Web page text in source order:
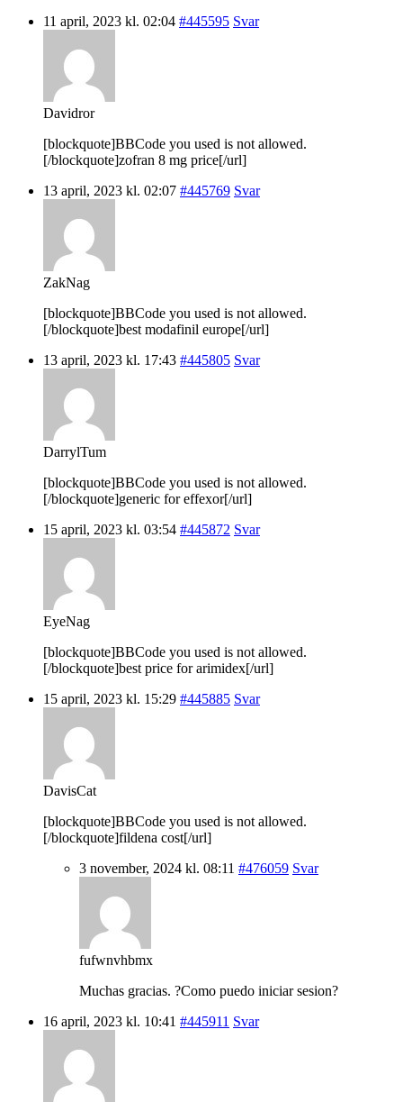
11 april, 2023 kl. 02:04 #445595 Svar
Davidror
[blockquote]BBCode you used is not allowed.
[/blockquote]zofran 8 mg price[/url]
13 april, 2023 kl. 02:07 #445769 Svar
ZakNag
[blockquote]BBCode you used is not allowed.
[/blockquote]best modafinil europe[/url]
13 april, 2023 kl. 17:43 #445805 Svar
DarrylTum
[blockquote]BBCode you used is not allowed.
[/blockquote]generic for effexor[/url]
15 april, 2023 kl. 03:54 #445872 Svar
EyeNag
[blockquote]BBCode you used is not allowed.
[/blockquote]best price for arimidex[/url]
15 april, 2023 kl. 15:29 #445885 Svar
DavisCat
[blockquote]BBCode you used is not allowed.
[/blockquote]fildena cost[/url]
3 november, 2024 kl. 08:11 #476059 Svar
fufwnvhbmx
Muchas gracias. ?Como puedo iniciar sesion?
16 april, 2023 kl. 10:41 #445911 Svar